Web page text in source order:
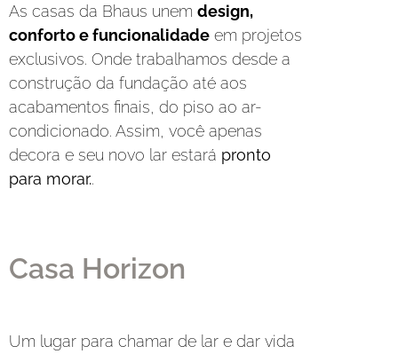
As casas da Bhaus unem design,
conforto e funcionalidade em projetos
exclusivos. Onde trabalhamos desde a
construção da fundação até aos
acabamentos finais, do piso ao ar-
condicionado. Assim, você apenas
decora e seu novo lar estará pronto
para morar..
Casa Horizon
Um lugar para chamar de lar e dar vida